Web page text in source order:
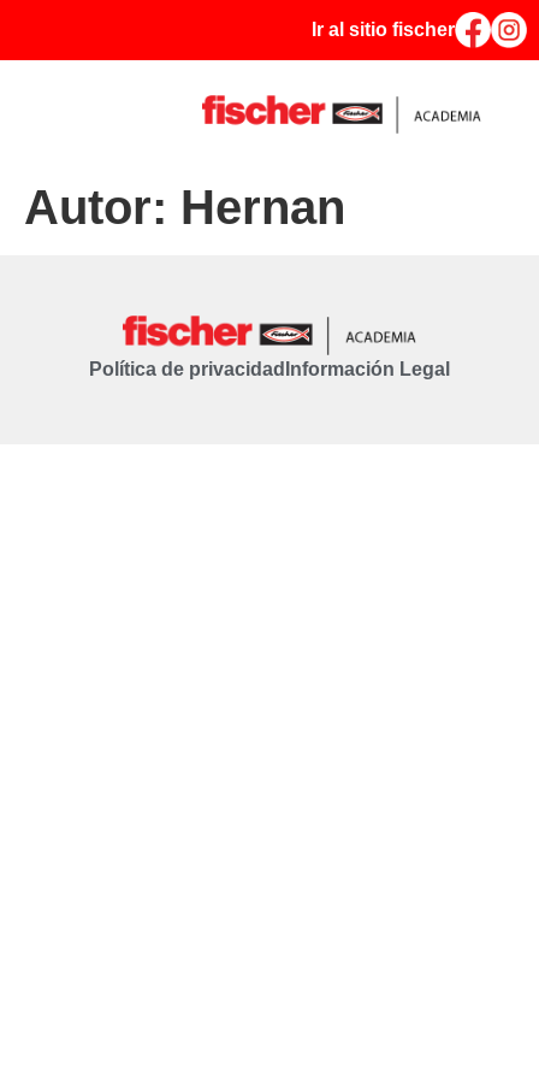
Ir al sitio fischer
Autor: Hernan
Política de privacidad Información Legal